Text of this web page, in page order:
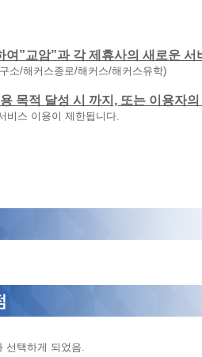
”교암”과 각 제휴사의 새로운
소/해커스종로/해커스/해커스유학)
목적 달성 시 까지, 또는 이용자
비스 이용이 제한됩니다.
선택하게 되었음.